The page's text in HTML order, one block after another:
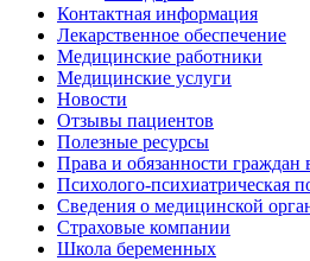
Контактная информация
Лекарственное обеспечение
Медицинские работники
Медицинские услуги
Новости
Отзывы пациентов
Полезные ресурсы
Права и обязанности граждан
Психолого-психиатрическая
Сведения о медицинской
Страховые компании
Школа беременных